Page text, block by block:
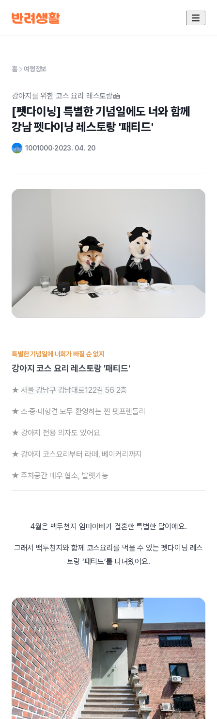
홈 여행정보
강아지를 위한 코스 요리 레스토랑🍰
[펫다이닝] 특별한 기념일에도 너와 함께
강남 펫다이닝 레스토랑 '패티드'
1001000 2023. 04. 20
특별한 기념일에 너희가 빠질 순 없지
강아지 코스 요리 레스토랑 '패티드'
★ 서울 강남구 강남대로122길 56 2층
★ 소·중·대형견 모두 환영하는 찐 펫프렌들리
★ 강아지 전용 의자도 있어요
★ 강아지 코스요리부터 라떼, 베이커리까지
★ 주차공간 매우 협소, 발렛가능
4월은 백두천지 엄마아빠가 결혼한 특별한 달이에요.
그래서 백두천지와 함께 코스요리를 먹을 수 있는 펫다이닝 레스
토랑 ‘패티드’를 다녀왔어요.